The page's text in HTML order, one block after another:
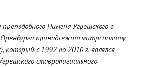
Пимена Угрешского в
Оренбурга принадлежит митрополиту
который с 1992 по 2010 г. являлся
ставропигиального